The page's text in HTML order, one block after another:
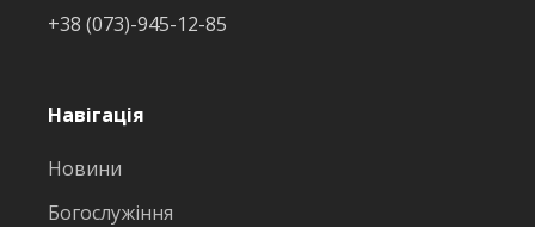
+38 (073)-945-12-85
Навігація
Новини
Богослужіння